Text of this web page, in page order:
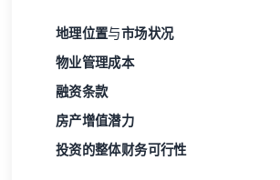
地理位置与市场状况
物业管理成本
融资条款
房产增值潜力
投资的整体财务可行性